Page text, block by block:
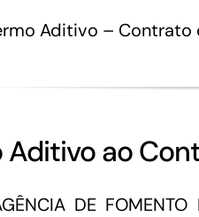
Aditivo – Contrato
Aditivo ao
DE